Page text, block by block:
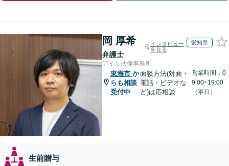
岡 厚希
弁護士
インタビュー
を見る
愛知県
アイル法律事務所
東海市 か
らも相談
受付中
面談方法(対面・
電話・ビデオな
ど)は応相談
営業時間：0
9:00~19:00
（平日）
生前贈与